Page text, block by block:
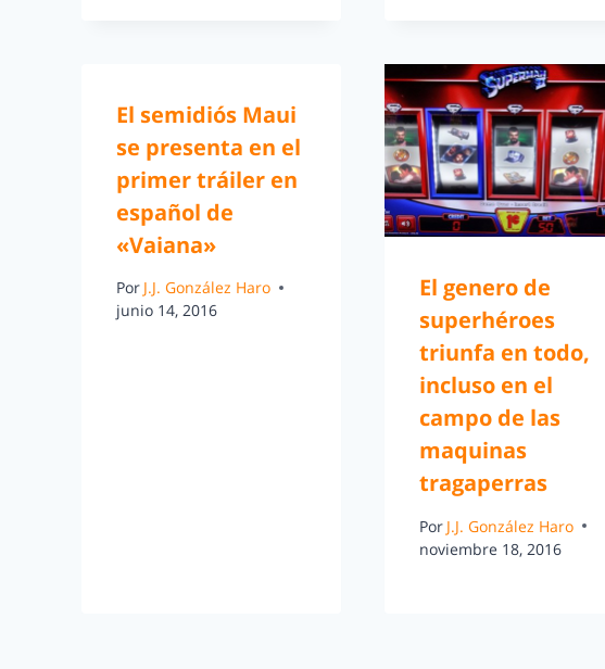
El semidiós Maui
se presenta en el
primer tráiler en
español de
«Vaiana»
Por J.J. González Haro
junio 14, 2016
El genero de
superhéroes
triunfa en todo,
incluso en el
campo de las
maquinas
tragaperras
Por J.J. González Haro
noviembre 18, 2016